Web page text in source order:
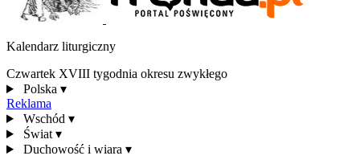
Kalendarz liturgiczny
Czwartek XVIII tygodnia okresu zwykłego
Polska ▾
Reklama
Wschód ▾
Świat ▾
Duchowość i wiara ▾